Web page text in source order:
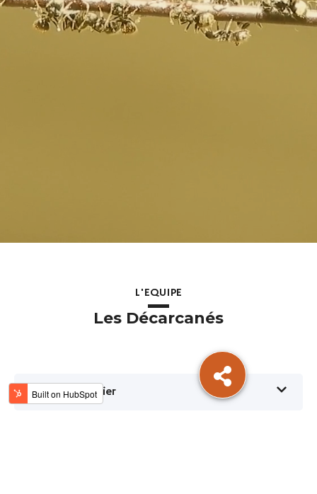
L'EQUIPE
Les Décarcanés
Grégory Frontier